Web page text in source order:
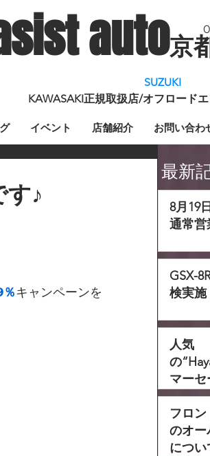
auto京
SUZUKI
KAWASAKI正規取扱店/オフロード
イベント 店舗紹介 お問い合わ
最新
8月19
通常営
GSX-
検実施
人気
の
マーセ
す‼
フロ
のオー
につい
す♪
キャンペーンを